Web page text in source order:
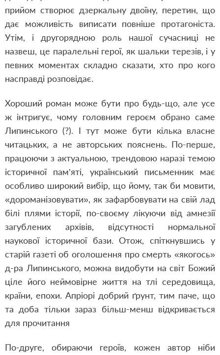
прийом створює дзеркальну двоїну, перетин, що
дає можливість виписати повніше протагоніста.
Утім, і другорядною роль нашої сучасниці не
назвеш, це паралельні герої, як шальки терезів, і у
певних моментах складно сказати, хто про кого
насправді розповідає.
Хороший роман може бути про будь-що, але усе
ж інтригує, чому головним героєм обрано саме
Липинського (?). І тут може бути кілька власне
читацьких, а не авторських пояснень. По-перше,
працюючи з актуальною, трендовою наразі темою
історичної пам’яті, український письменник має
особливо широкий вибір, що йому, так би мовити,
«дороманізовувати», як зафарбовувати на свій лад
білі плями історії, по-своєму лікуючи від амнезії
загублених архівів, відсутності нормальної
наукової історичної бази. Отож, спіткнувшись у
старій газеті об оголошення про смерть «якогось»
д-ра Липинського, можна видобути на світ Божий
ціле його неймовірне життя на тлі середовища,
країни, епохи. Апріорі добрий ґрунт, тим паче, що
та доба тільки зараз більш-менш відкривається
для прочитання
По-друге, обираючи героїв, кожен автор ніби